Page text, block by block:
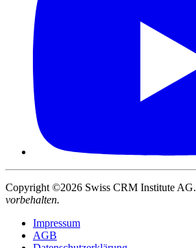
Copyright ©2026 Swiss CRM Institute AG.
vorbehalten.
Impressum
AGB